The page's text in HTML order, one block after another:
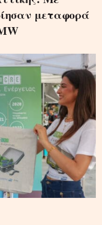
μεταφορά